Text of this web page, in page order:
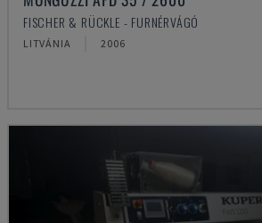
FISCHER & RÜCKLE - FURNÉRVÁGÓ
LITVÁNIA 2006